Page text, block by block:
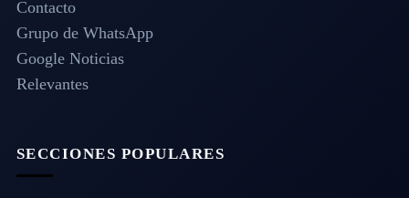
Contacto
Grupo de WhatsApp
Google Noticias
Relevantes
SECCIONES POPULARES